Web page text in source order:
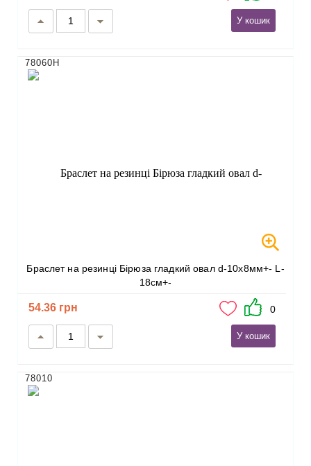
У кошик
Браслет на резинці Бірюза гладкий овал d-10х8мм+- L-
18см+-
78060Н
54.36 грн 0
У кошик
78010